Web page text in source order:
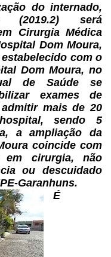
do internado,
(2019.2) será
Cirurgia Médica
Dom Moura,
com o
Dom Moura, no
de Saúde se
exames de
admitir mais de 20
sendo 5
a ampliação da
coincide com
cirurgia, não
ou descuidado
Garanhuns.
É